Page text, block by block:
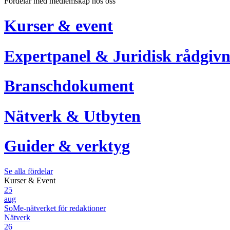
Kurser & event
Expertpanel & Juridisk
Branschdokument
Nätverk & Utbyten
Guider & verktyg
Se alla fördelar
Kurser & Event
25
aug
SoMe-nätverket för redaktioner
Nätverk
26